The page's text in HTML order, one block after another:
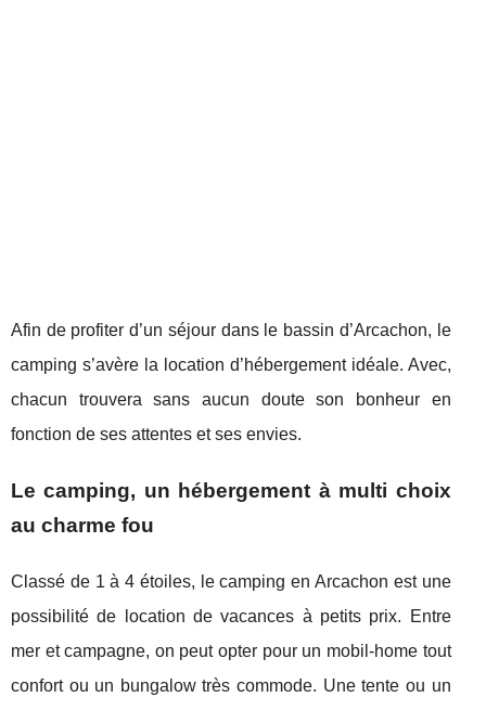
Afin de profiter d’un séjour dans le bassin d’Arcachon, le
camping s’avère la location d’hébergement idéale. Avec,
chacun trouvera sans aucun doute son bonheur en
fonction de ses attentes et ses envies.
Le camping, un hébergement à multi choix
au charme fou
Classé de 1 à 4 étoiles, le camping en Arcachon est une
possibilité de location de vacances à petits prix. Entre
mer et campagne, on peut opter pour un mobil-home tout
confort ou un bungalow très commode. Une tente ou un